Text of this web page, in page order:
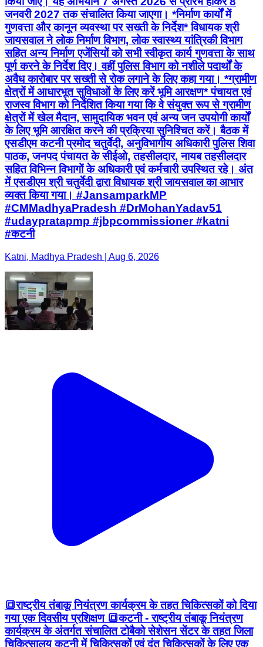
जनवरी 2027 तक संचालित किया जाएगा। *निर्माण कार्यों में
गुणवत्ता और कानून व्यवस्था पर सख्ती के निर्देश* विधायक श्री
जायसवाल ने लोक निर्माण विभाग, लोक स्वास्थ्य यांत्रिकी विभाग
सहित अन्य निर्माण एजेंसियों को सभी स्वीकृत कार्य गुणवत्ता के साथ
पूर्ण करने के निर्देश दिए। वहीं पुलिस विभाग को नशीले पदार्थों के
अवैध कारोबार पर सख्ती से रोक लगाने के लिए कहा गया। *ग्रामीण
क्षेत्रों में आधारभूत सुविधाओं के लिए करें भूमि आरक्षण* पंचायत एवं
राजस्व विभाग को निर्देशित किया गया कि वे संयुक्त रूप से ग्रामीण
क्षेत्रों में खेल मैदान, सामुदायिक भवन एवं अन्य जन उपयोगी कार्यों
के लिए भूमि आरक्षित करने की प्रक्रिया सुनिश्चित करें। बैठक में
एसडीएम कटनी प्रमोद चतुर्वेदी, अनुविभागीय अधिकारी पुलिस शिवा
पाठक, जनपद पंचायत के सीईओ, तहसीलदार, नायब तहसीलदार
सहित विभिन्न विभागों के अधिकारी एवं कर्मचारी उपस्थित रहे। अंत
में एसडीएम श्री चतुर्वेदी द्वारा विधायक श्री जायसवाल का आभार
व्यक्त किया गया। #JansamparkMP
#CMMadhyaPradesh #DrMohanYadav51
#udaypratapmp #jbpcommissioner #katni
#कटनी
Katni, Madhya Pradesh | Aug 6, 2026
🔳राष्ट्रीय तंबाकू नियंत्रण कार्यक्रम के तहत चिकित्सकों को दिया
गया एक दिवसीय प्रशिक्षण 🔳कटनी - राष्ट्रीय तंबाकू नियंत्रण
कार्यक्रम के अंतर्गत संचालित टोबैको सेशेसन सेंटर के तहत जिला
चिकित्सालय कटनी में चिकित्सकों एवं दंत चिकित्सकों के लिए एक